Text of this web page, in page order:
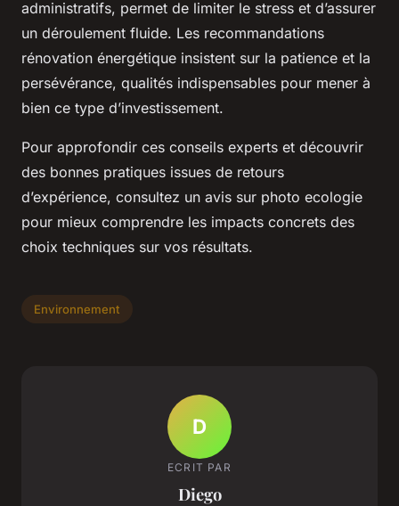
administratifs, permet de limiter le stress et d’assurer
un déroulement fluide. Les recommandations
rénovation énergétique insistent sur la patience et la
persévérance, qualités indispensables pour mener à
bien ce type d’investissement.
Pour approfondir ces conseils experts et découvrir
des bonnes pratiques issues de retours
d’expérience, consultez un avis sur photo ecologie
pour mieux comprendre les impacts concrets des
choix techniques sur vos résultats.
Environnement
D
ECRIT PAR
Diego